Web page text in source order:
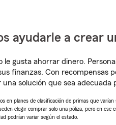
ayudarle a crear
le gusta ahorrar dinero.
finanzas. Con recompensas
una solución que sea adecuada
en planes de clasificación de primas que
elegir comprar solo una póliza, pero en
podrían variar según el estado.